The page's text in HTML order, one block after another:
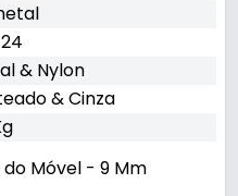
& Nylon
& Cinza
do Móvel - 9 Mm